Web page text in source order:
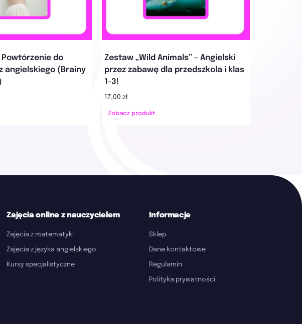
Powtórzenie do
angielskiego (Brainy
Zestaw „Wild Animals” – Angielski
przez zabawę dla przedszkola i klas
1-3!
17,00 zł
Zobacz produkt
Zajęcia online z nauczycielem
Zajęcia z matematyki
Zajęcia z języka angielskiego
Kursy specjalistyczne
Informacje
Sklep
Dane kontaktowe
Regulamin
Polityka prywatności